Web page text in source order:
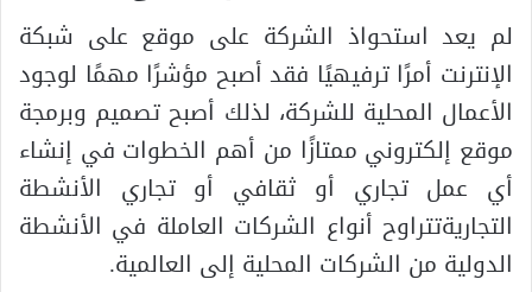
لم يعد استحواذ الشركة على موقع على شبكة
الإنترنت أمرًا ترفيهيًا فقد أصبح مؤشرًا مهمًا لوجود
الأعمال المحلية للشركة، لذلك أصبح تصميم وبرمجة
موقع إلكتروني ممتازًا من أهم الخطوات في إنشاء
أي عمل تجاري أو ثقافي أو تجاري الأنشطة
التجاريةتتراوح أنواع الشركات العاملة في الأنشطة
الدولية من الشركات المحلية إلى العالمية.